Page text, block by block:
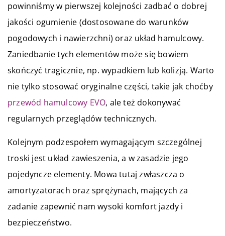
powinniśmy w pierwszej kolejności zadbać o dobrej
jakości ogumienie (dostosowane do warunków
pogodowych i nawierzchni) oraz układ hamulcowy.
Zaniedbanie tych elementów może się bowiem
skończyć tragicznie, np. wypadkiem lub kolizją. Warto
nie tylko stosować oryginalne części, takie jak choćby
przewód hamulcowy EVO, ale też dokonywać
regularnych przeglądów technicznych.
Kolejnym podzespołem wymagającym szczególnej
troski jest układ zawieszenia, a w zasadzie jego
pojedyncze elementy. Mowa tutaj zwłaszcza o
amortyzatorach oraz sprężynach, mających za
zadanie zapewnić nam wysoki komfort jazdy i
bezpieczeństwo.